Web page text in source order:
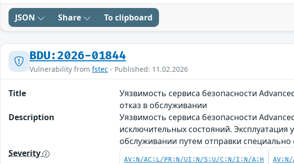
JSON Share To clipboard
BDU:2026-01844
Vulnerability from fstec - Published: 11.02.2026
Title
Уязвимость сервиса безопасности
отказ в обслуживании
Description
Уязвимость сервиса безопасности
исключительных состояний.
обслуживании путем отправки
Severity
AV:N/AC:L/PR:N/UI:N/S:U/C:N/I:N/A:H